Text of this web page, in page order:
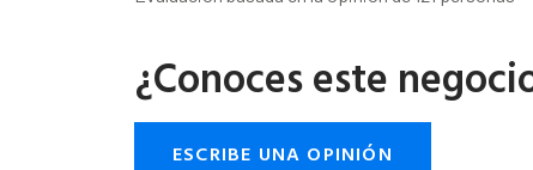
¿Conoces este
ESCRIBE UNA OPINIÓN